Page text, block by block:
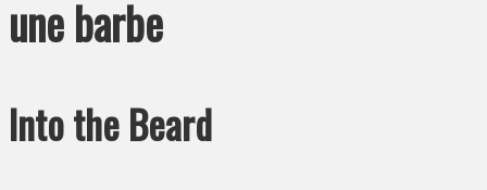
une barbe
Into the Beard